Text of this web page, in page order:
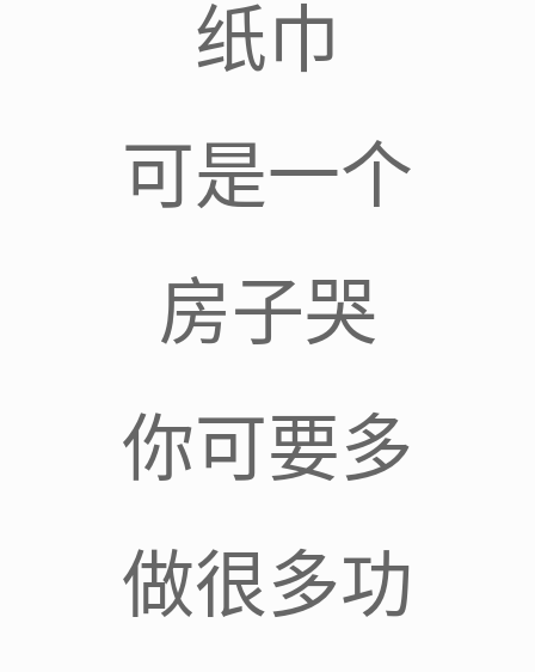
纸巾
可是一个
房子哭
你可要多
做很多功